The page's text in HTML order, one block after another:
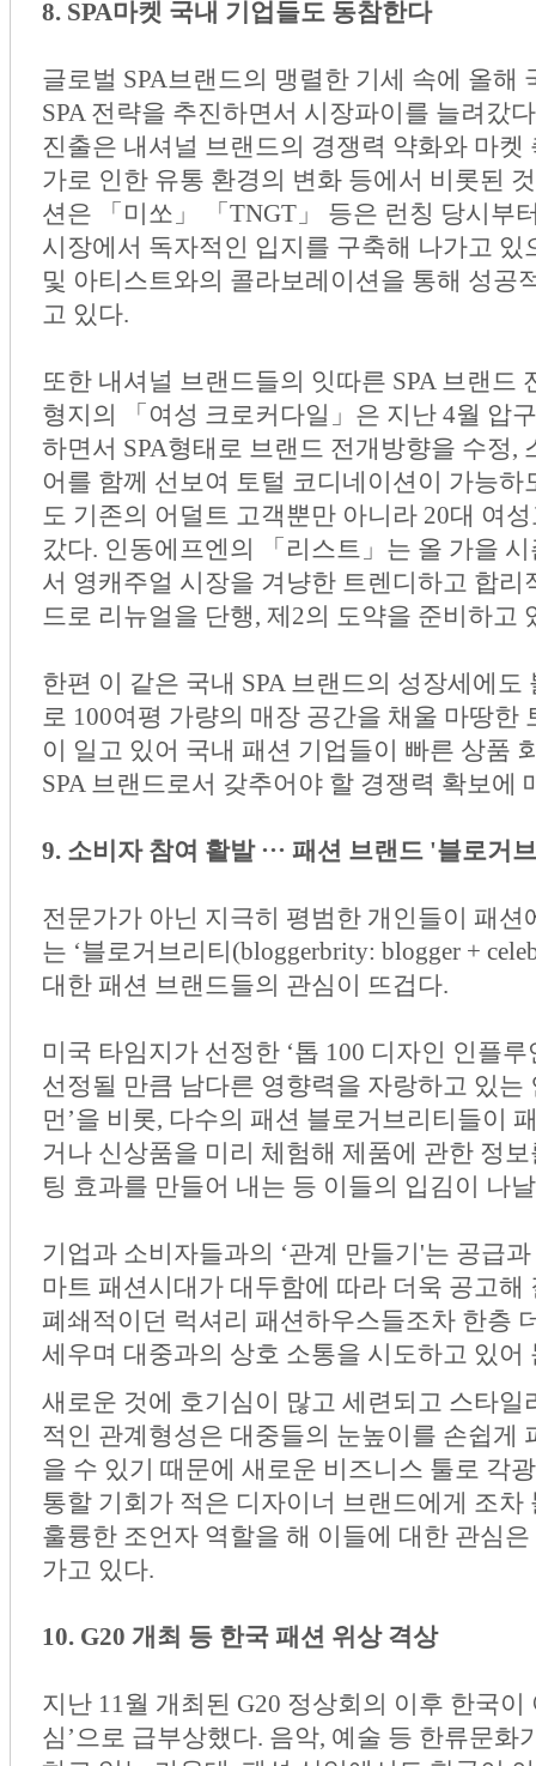
8. SPA마켓 국내 기업들도 동참한다
글로벌 SPA브랜드의 맹렬한 기세 속에 올해
SPA 전략을 추진하면서 시장파이를 늘려갔
진출은 내셔널 브랜드의 경쟁력 약화와 마
가로 인한 유통 환경의 변화 등에서 비롯된
션은 「미쏘」 「TNGT」 등은 런칭 당시부
시장에서 독자적인 입지를 구축해 나가고
및 아티스트와의 콜라보레이션을 통해 성공
고 있다.
또한 내셔널 브랜드들의 잇따른 SPA 브랜드
형지의 「여성 크로커다일」은 지난 4월 압
하면서 SPA형태로 브랜드 전개방향을 수정,
어를 함께 선보여 토털 코디네이션이 가능
도 기존의 어덜트 고객뿐만 아니라 20대 여
갔다. 인동에프엔의 「리스트」는 올 가을
서 영캐주얼 시장을 겨냥한 트렌디하고 합리
드로 리뉴얼을 단행, 제2의 도약을 준비하고
한편 이 같은 국내 SPA 브랜드의 성장세에
로 100여평 가량의 매장 공간을 채울 마땅한
이 일고 있어 국내 패션 기업들이 빠른 상품
SPA 브랜드로서 갖추어야 할 경쟁력 확보에
9. 소비자 참여 활발 ··· 패션 브랜드 '블로거
전문가가 아닌 지극히 평범한 개인들이 패
는 ‘블로거브리티(bloggerbrity: blogger +
대한 패션 브랜드들의 관심이 뜨겁다.
미국 타임지가 선정한 ‘톱 100 디자인 인플
선정될 만큼 남다른 영향력을 자랑하고 있는
먼’을 비롯, 다수의 패션 블로거브리티들이
거나 신상품을 미리 체험해 제품에 관한 정
팅 효과를 만들어 내는 등 이들의 입김이 나
기업과 소비자들과의 ‘관계 만들기'는 공급
마트 패션시대가 대두함에 따라 더욱 공고
폐쇄적이던 럭셔리 패션하우스들조차 한층
세우며 대중과의 상호 소통을 시도하고 있어
새로운 것에 호기심이 많고 세련되고 스타
적인 관계형성은 대중들의 눈높이를 손쉽게
을 수 있기 때문에 새로운 비즈니스 툴로 각
통할 기회가 적은 디자이너 브랜드에게 조
훌륭한 조언자 역할을 해 이들에 대한 관심
가고 있다.
10. G20 개최 등 한국 패션 위상 격상
지난 11월 개최된 G20 정상회의 이후 한국
심’으로 급부상했다. 음악, 예술 등 한류문화